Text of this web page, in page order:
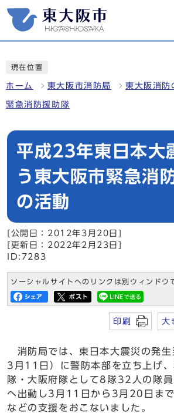
現在位置
ホーム 東大阪市消防局 東大阪消防
緊急消防援助隊
平成23年東日本大
う東大阪市緊急消
の活動
[公開日：2012年3月20日]
[更新日：2022年2月23日]
ID:7283
ソーシャルサイトへのリンクは別ウィンドウ
印刷 大
消防局では、東日本大震災の発
3月11日）に警防本部を立ち上げ、
隊・大阪府隊として8隊32人の隊
へ出動し3月11日から3月20日まで
などの支援をおこないました。